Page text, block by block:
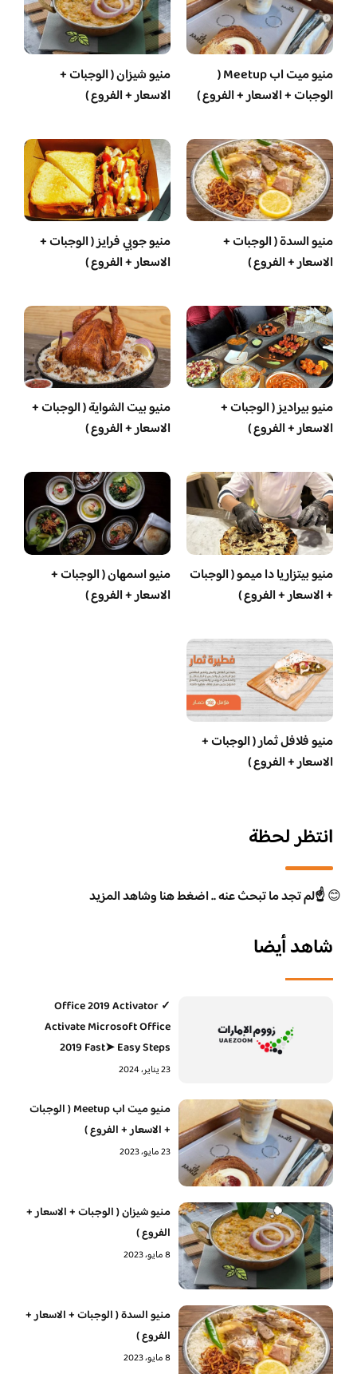
منيو ميت اب Meetup (
الوجبات + الاسعار + الفروع )
منيو شيزان ( الوجبات +
الاسعار + الفروع )
منيو السدة ( الوجبات +
الاسعار + الفروع )
منيو جوبي فرايز ( الوجبات +
الاسعار + الفروع )
منيو بيراديز ( الوجبات +
الاسعار + الفروع )
منيو بيت الشواية ( الوجبات +
الاسعار + الفروع )
منيو بيتزاريا دا ميمو ( الوجبات
+ الاسعار + الفروع )
منيو اسمهان ( الوجبات +
الاسعار + الفروع )
منيو فلافل ثمار ( الوجبات +
الاسعار + الفروع )
انتظر لحظة
😊☝️لم تجد ما تبحث عنه .. اضغط هنا وشاهد المزيد
شاهد أيضا
Office 2019 Activator ✓
Activate Microsoft Office
2019 Fast➤ Easy Steps
23 يناير، 2024
منيو ميت اب Meetup ( الوجبات
+ الاسعار + الفروع )
23 مايو، 2023
منيو شيزان ( الوجبات + الاسعار +
الفروع )
8 مايو، 2023
منيو السدة ( الوجبات + الاسعار +
الفروع )
8 مايو، 2023